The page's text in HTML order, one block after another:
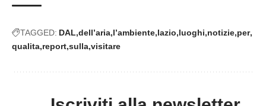
TAGGED: DAL dell’aria l’ambiente lazio luoghi notizie per
qualita report sulla visitare